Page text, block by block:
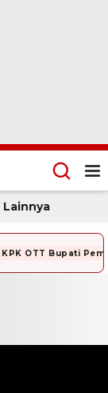
Lainnya
KPK OTT Bupati